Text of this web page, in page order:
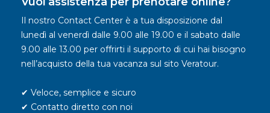
Il nostro Contact Center è a tua disposizione dal
lunedì al venerdì dalle 9.00 alle 19.00 e il sabato dalle
9.00 alle 13.00 per offrirti il supporto di cui hai bisogno
nell’acquisto della tua vacanza sul sito Veratour.
✔ Veloce, semplice e sicuro
✔ Contatto diretto con noi